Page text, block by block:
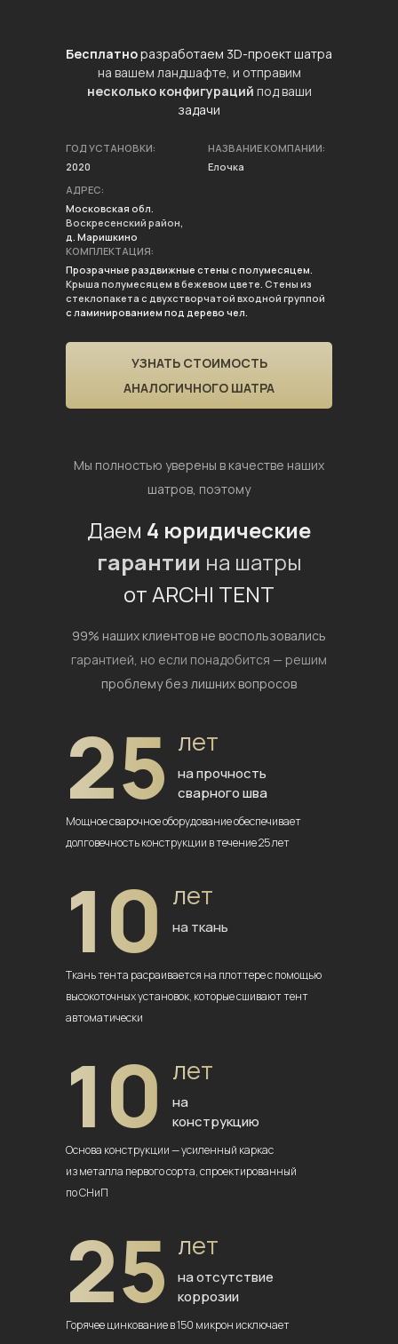
Бесплатноразработаем 3D-проект шатра
на вашем ландшафте, и отправим
несколько конфигураций под ваши
задачи
ГОД УСТАНОВКИ:
2020
НАЗВАНИЕ КОМПАНИИ:
Елочка
АДРЕС:
Московская обл.
Воскресенский район,
д. Маришкино
КОМПЛЕКТАЦИЯ:
Прозрачные раздвижные стены с полумесяцем.
Крыша полумесяцем в бежевом цвете. Стены из
стеклопакета с двухстворчатой входной группой
с ламинированием под дерево чел.
УЗНАТЬ СТОИМОСТЬ
АНАЛОГИЧНОГО ШАТРА
Мы полностью уверены в качестве наших
шатров, поэтому
Даем 4 юридические
гарантии на шатры
от ARCHI TENT
99% наших клиентов не воспользовались
гарантией, но если понадобится — решим
проблему без лишних вопросов
25 лет
на прочность
сварного шва
Мощное сварочное оборудованиеобеспечивает
долговечностьконструкции в течение 25 лет
10 лет
на ткань
Ткань тента расраивается на плоттерес помощью
высокоточных установок, которые сшивают тент
автоматически
10 лет
на
конструкцию
Основа конструкции — усиленный каркас
из металла первого сорта,спроектированный
по СНиП
25 лет
на отсутствие
коррозии
Горячее цинкование в 150 микрон исключает